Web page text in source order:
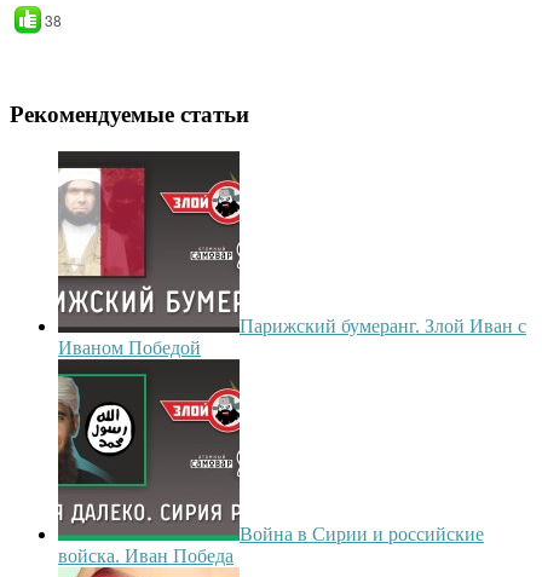
38
Рекомендуемые статьи
Парижский бумеранг. Злой Иван с
Иваном Победой
Война в Сирии и российские
войска. Иван Победа